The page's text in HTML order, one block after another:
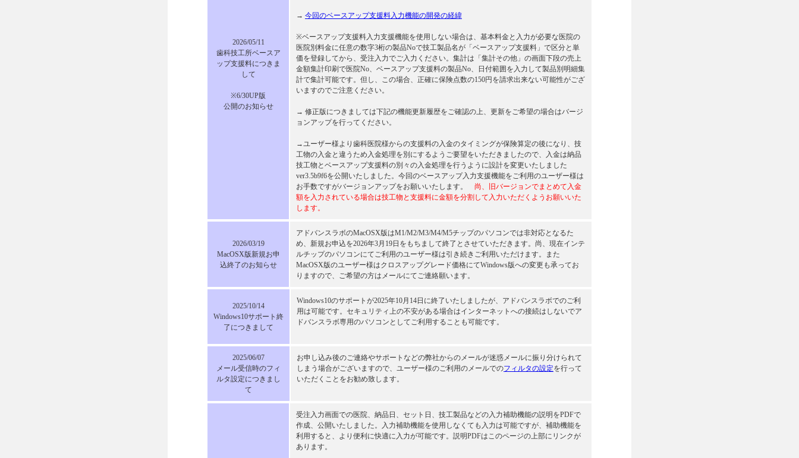
2026/05/11
歯科技工所ベースア
ップ支援料につきま
して
※6/30UP版
公開のお知らせ
→ 今回のベースアップ支援料入力機能の開発の経緯
※ベースアップ支援料入力支援機能を使用しない場合は、基本料金と入力が必要な医院の
医院別料金に任意の数字3桁の製品Noで技工製品名が「ベースアップ支援料」で区分と単
価を登録してから、受注入力でご入力ください。集計は「集計その他」の画面下段の売上
金額集計印刷で医院No、ベースアップ支援料の製品No、日付範囲を入力して製品別明細集
計で集計可能です。但し、この場合、正確に保険点数の150円を請求出来ない可能性がござ
いますのでご注意ください。
→ 修正版につきましては下記の機能更新履歴をご確認の上、更新をご希望の場合はバージ
ョンアップを行ってください。
→ユーザー様より歯科医院様からの支援料の入金のタイミングが保険算定の後になり、技
工物の入金と違うため入金処理を別にするようご要望をいただきましたので、入金は納品
技工物とベースアップ支援料の別々の入金処理を行うように設計を変更いたしました
ver3.5b9f6を公開いたしました。今回のベースアップ入力支援機能をご利用のユーザー様は
お手数ですがバージョンアップをお願いいたします。 尚、旧バージョンでまとめて入金
額を入力されている場合は技工物と支援料に金額を分割して入力いただくようお願いいた
します。
2026/03/19
MacOSX版新規お申
込終了のお知らせ
アドバンスラボのMacOSX版はM1/M2/M3/M4/M5チップのパソコンでは非対応となるた
め、新規お申込を2026年3月19日をもちまして終了とさせていただきます。尚、現在インテ
ルチップのパソコンにてご利用のユーザー様は引き続きご利用いただけます。また
MacOSX版のユーザー様はクロスアップグレード価格にてWindows版への変更も承ってお
りますので、ご希望の方はメールにてご連絡願います。
2025/10/14
Windows10サポート終
了につきまして
Windows10のサポートが2025年10月14日に終了いたしましたが、アドバンスラボでのご利
用は可能です。セキュリティ上の不安がある場合はインターネットへの接続はしないでア
ドバンスラボ専用のパソコンとしてご利用することも可能です。
2025/06/07
メール受信時のフィ
ルタ設定につきまし
て
お申し込み後のご連絡やサポートなどの弊社からのメールが迷惑メールに振り分けられて
しまう場合がございますので、ユーザー様のご利用のメールでのフィルタの設定を行って
いただくことをお勧め致します。
受注入力画面での医院、納品日、セット日、技工製品などの入力補助機能の説明をPDFで
作成、公開いたしました。入力補助機能を使用しなくても入力は可能ですが、補助機能を
利用すると、より便利に快適に入力が可能です。説明PDFはこのページの上部にリンクが
あります。